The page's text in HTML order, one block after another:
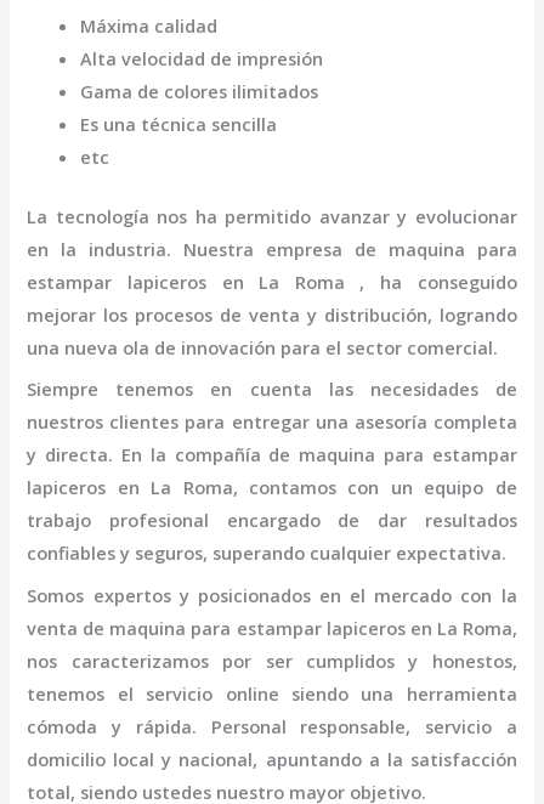
Máxima calidad
Alta velocidad de impresión
Gama de colores ilimitados
Es una técnica sencilla
etc
La tecnología nos ha permitido avanzar y evolucionar
en la industria. Nuestra empresa de maquina para
estampar lapiceros en La Roma , ha conseguido
mejorar los procesos de venta y distribución, logrando
una nueva ola de innovación para el sector comercial.
Siempre tenemos en cuenta las necesidades de
nuestros clientes para entregar una asesoría completa
y directa. En la compañía de maquina para estampar
lapiceros en La Roma, contamos con un equipo de
trabajo profesional encargado de dar resultados
confiables y seguros, superando cualquier expectativa.
Somos expertos y posicionados en el mercado con la
venta de maquina para estampar lapicerosen La Roma,
nos caracterizamos por ser cumplidos y honestos,
tenemos el servicio online siendo una herramienta
cómoda y rápida. Personal responsable, servicio a
domicilio local y nacional, apuntando a la satisfacción
total, siendo ustedes nuestro mayor objetivo.